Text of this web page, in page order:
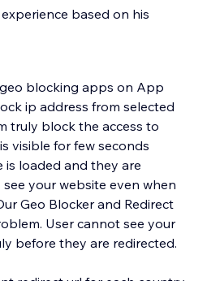
based on his
blocking apps on App
ip address from selected
truly block the access to
visible for few seconds
loaded and they are
your website even when
Geo Blocker and Redirect
User cannot see your
before they are redirected.